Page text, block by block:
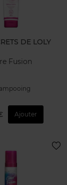
DE LOLY
Fusion
Ajouter